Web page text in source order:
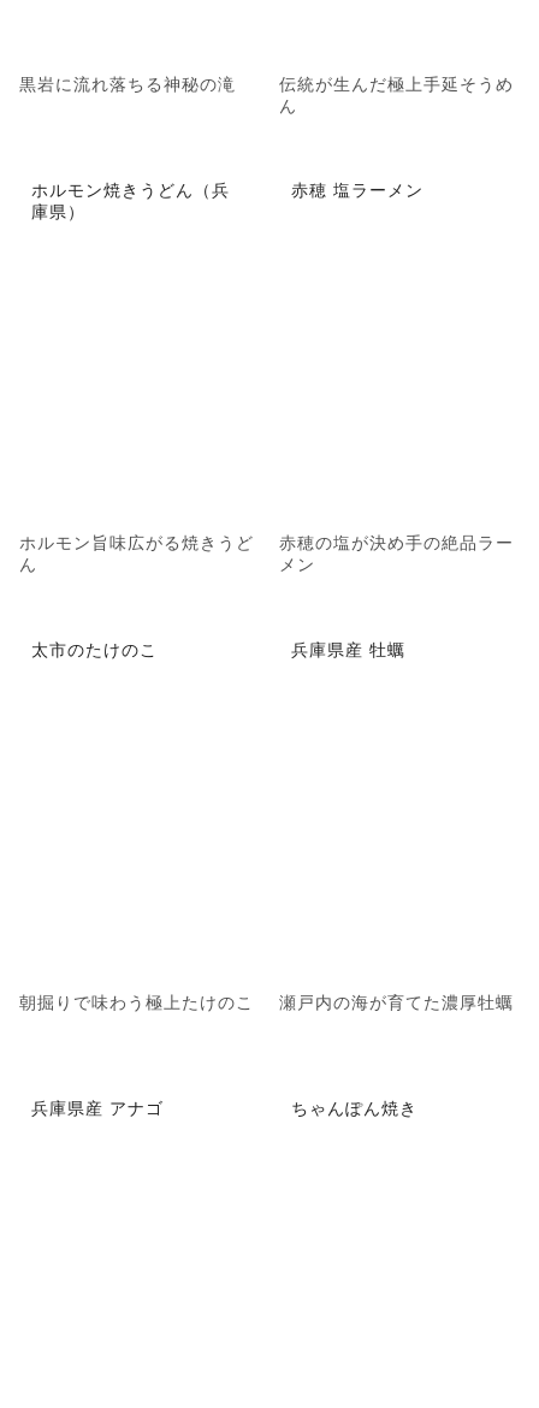
黒岩に流れ落ちる神秘の滝
伝統が生んだ極上手延そうめ
ん
ホルモン焼きうどん（兵
庫県）
ホルモン旨味広がる焼きうど
ん
赤穂 塩ラーメン
赤穂の塩が決め手の絶品ラー
メン
太市のたけのこ
朝掘りで味わう極上たけのこ
兵庫県産 牡蠣
瀬戸内の海が育てた濃厚牡蠣
兵庫県産 アナゴ ちゃんぽん焼き